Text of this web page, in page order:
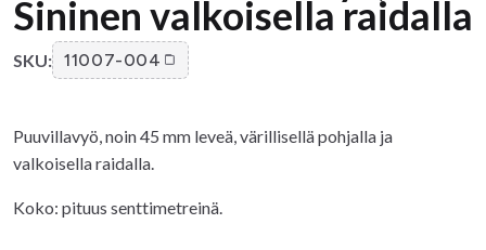
Sininen valkoisella raidalla
SKU: 11007-004
Puuvillavyö, noin 45 mm leveä, värillisellä pohjalla ja
valkoisella raidalla.
Koko: pituus senttimetreinä.